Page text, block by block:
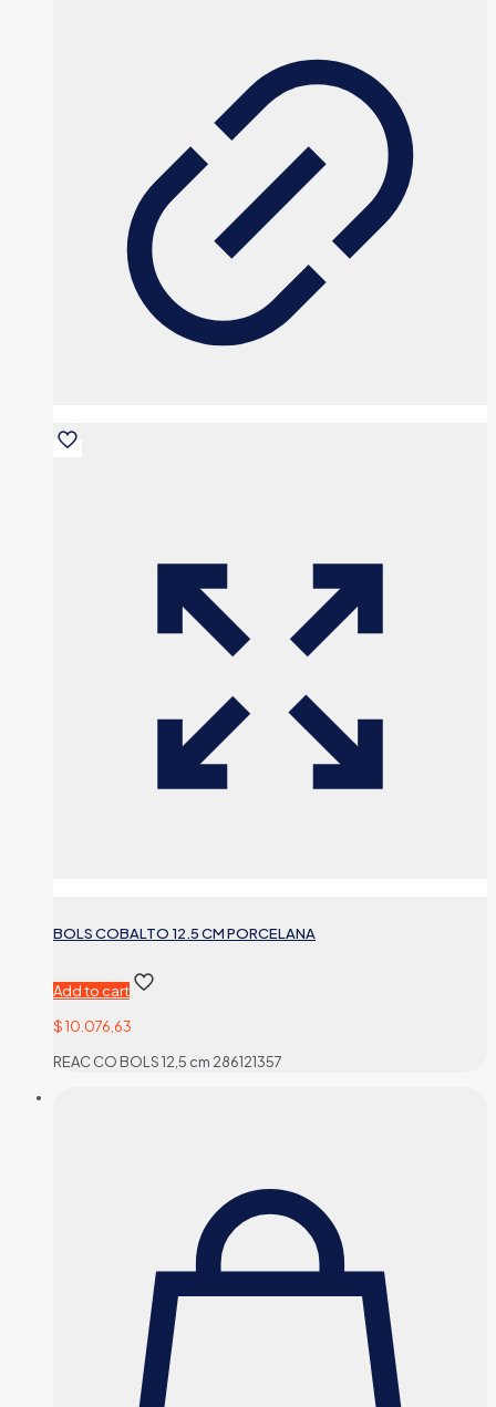
BOLS COBALTO 12.5 CM PORCELANA
Add to cart
$10.076,63
REAC CO BOLS 12,5 cm 286121357